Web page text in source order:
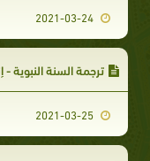
ترجمة السنة